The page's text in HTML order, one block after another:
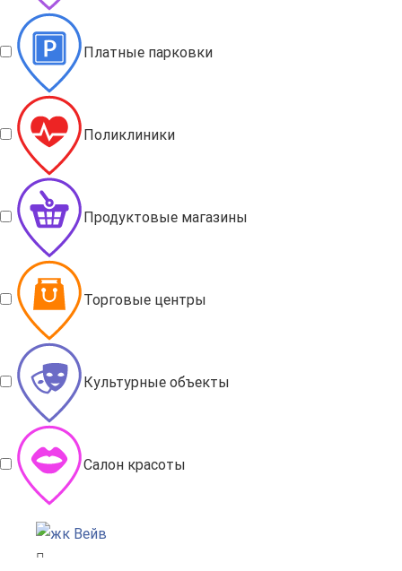
Платные парковки
Поликлиники
Продуктовые магазины
Торговые центры
Культурные объекты
Салон красоты